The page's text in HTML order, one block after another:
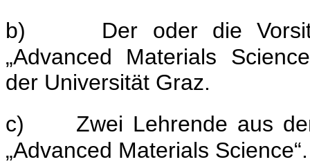
b)
Der oder die
„Advanced Materials
der Universität Graz.
c)
Zwei Lehrende aus
„Advanced Materials Science“.